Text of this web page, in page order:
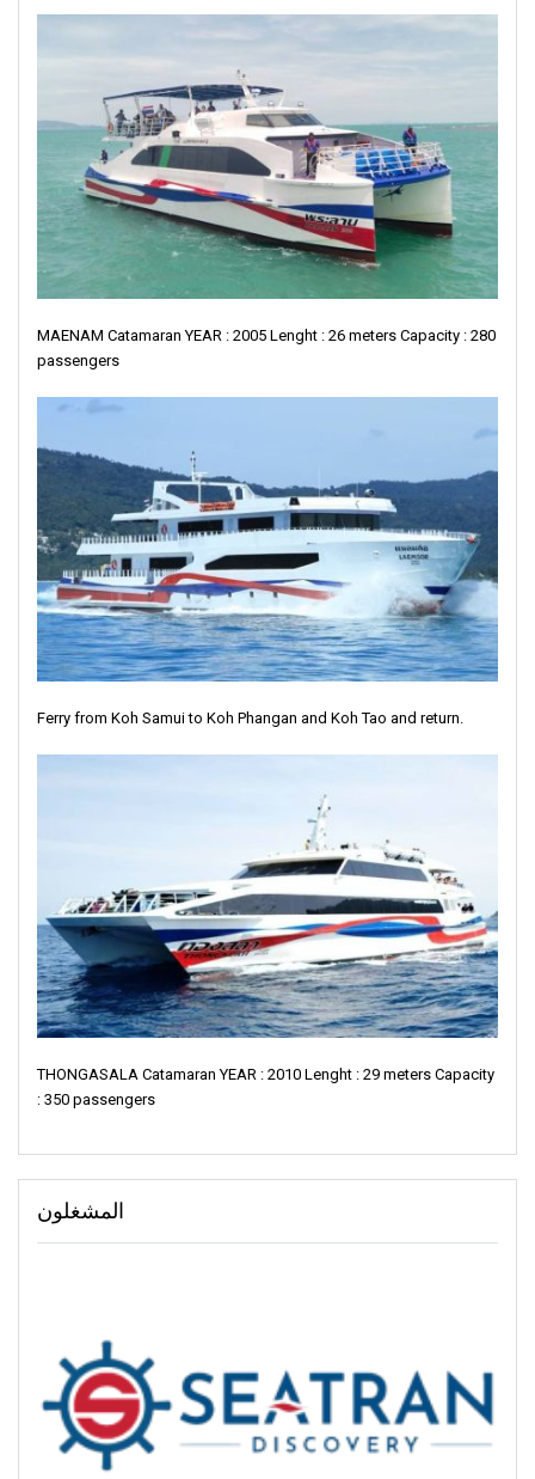
MAENAM Catamaran YEAR : 2005 Lenght : 26 meters Capacity : 280
passengers
Ferry from Koh Samui to Koh Phangan and Koh Tao and return.
THONGASALA Catamaran YEAR : 2010 Lenght : 29 meters Capacity
: 350 passengers
المشغلون